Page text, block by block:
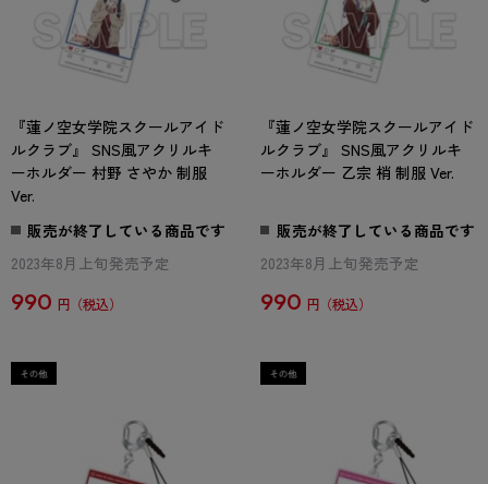
『蓮ノ空女学院スクールアイド
ルクラブ』 SNS風アクリルキ
ーホルダー 村野 さやか 制服
Ver.
販売が終了している商品です
2023年8月上旬発売予定
990 円
『蓮ノ空女学院スクールアイド
ルクラブ』 SNS風アクリルキ
ーホルダー 乙宗 梢 制服 Ver.
販売が終了している商品です
2023年8月上旬発売予定
990 円